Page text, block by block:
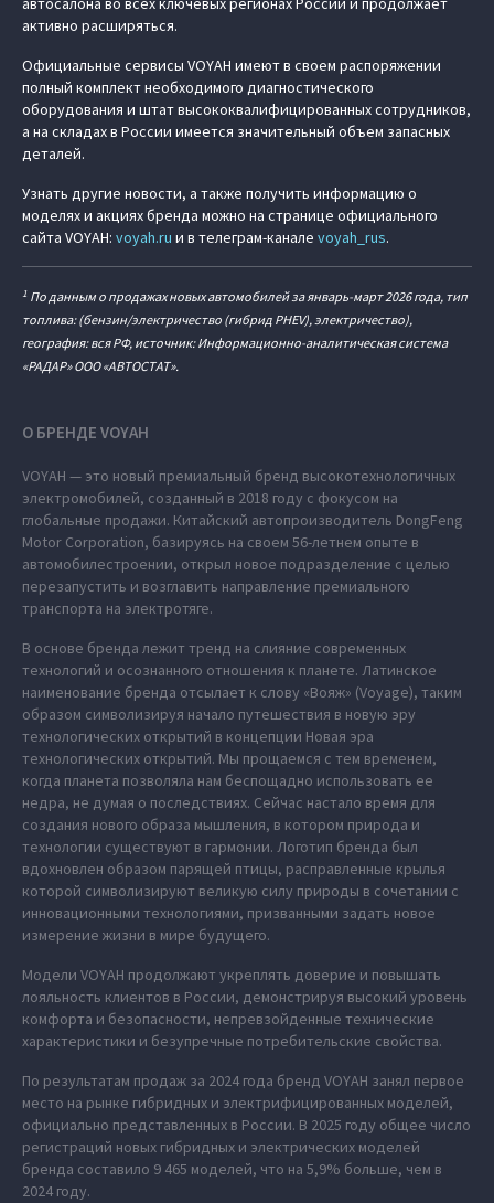
активно расширяться.
Официальные сервисы VOYAH имеют в своем распоряжении
полный комплект необходимого диагностического
оборудования и штат высококвалифицированных сотрудников,
а на складах в России имеется значительный объем запасных
деталей.
Узнать другие новости, а также получить информацию о
моделях и акциях бренда можно на странице официального
сайта VOYAH: voyah.ru и в телеграм-канале voyah_rus.
1 По данным о продажах новых автомобилей за январь-март 2026 года, тип
топлива: (бензин/электричество (гибрид PHEV), электричество),
география: вся РФ, источник: Информационно-аналитическая система
«РАДАР» ООО «АВТОСТАТ».
О БРЕНДЕ VOYAH
VOYAH — это новый премиальный бренд высокотехнологичных
электромобилей, созданный в 2018 году с фокусом на
глобальные продажи. Китайский автопроизводитель DongFeng
Motor Corporation, базируясь на своем 56-летнем опыте в
автомобилестроении, открыл новое подразделение с целью
перезапустить и возглавить направление премиального
транспорта на электротяге.
В основе бренда лежит тренд на слияние современных
технологий и осознанного отношения к планете. Латинское
наименование бренда отсылает к слову «Вояж» (Voyage), таким
образом символизируя начало путешествия в новую эру
технологических открытий в концепции Новая эра
технологических открытий. Мы прощаемся с тем временем,
когда планета позволяла нам беспощадно использовать ее
недра, не думая о последствиях. Сейчас настало время для
создания нового образа мышления, в котором природа и
технологии существуют в гармонии. Логотип бренда был
вдохновлен образом парящей птицы, расправленные крылья
которой символизируют великую силу природы в сочетании с
инновационными технологиями, призванными задать новое
измерение жизни в мире будущего.
Модели VOYAH продолжают укреплять доверие и повышать
лояльность клиентов в России, демонстрируя высокий уровень
комфорта и безопасности, непревзойденные технические
характеристики и безупречные потребительские свойства.
По результатам продаж за 2024 года бренд VOYAH занял первое
место на рынке гибридных и электрифицированных моделей,
официально представленных в России. В 2025 году общее число
регистраций новых гибридных и электрических моделей
бренда составило 9 465 моделей, что на 5,9% больше, чем в
2024 году.